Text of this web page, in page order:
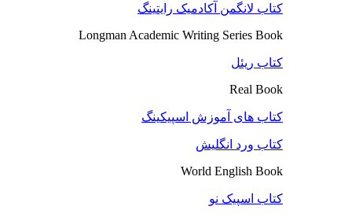
کتاب لانگمن آکادمیک رایتینگ
Longman Academic Writing Series Book
کتاب ریئل
Real Book
کتاب های آموزش اسپیکینگ
کتاب ورد انگلیش
World English Book
کتاب اسپیک نو